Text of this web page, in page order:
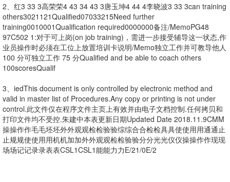
2、红3 33 3高荣荣4 43 34 43 3唐玉坤4 44 4李晓波3 33 3can training
others3021121Qualified07033215Need further
training0010001Qualification required0000000备注/MemoPG48
97C502 1:对于可上岗(on job training)，需进一步接受辅导这一状态,作
业员操作时必须在工位上放置培训卡说明/Memo独立工作并可教导他人
100 分可独立工作 75 分Qualified and be able to coach others
100scoresQualif
3、iedThis document is only controlled by electronic method and
valid in master list of Procedures.Any copy or printing is not under
control.此文件仅在程序文件主页上有效并由电子文档控制.任何拷贝和
打印文件均不受控.朱建中本表更新日期Updated Date 2018.11.9CMM
操操作作毛毛坯坯外外观观检检验验综综合合检检具具使使用用通通止
止规规使使用用机机加加外外观观检检验验分分光光仪仪操操作作现现
场场记记录录表表CSL1CSL1能能力力E/21/0E/2